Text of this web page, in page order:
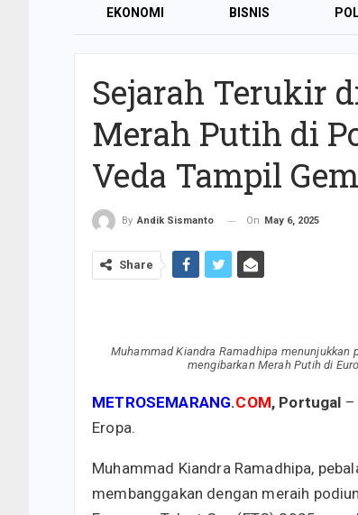
EKONOMI BISNIS
Sejarah Terukir
Merah Putih di
Veda Tampil
By Andik Sismanto On May 6, 2025
Share
Muhammad Kiandra Ramadhipa
mengibarkan Merah Putih di
METROSEMARANG.COM, Portugal –
Eropa.
Muhammad Kiandra Ramadhipa,
membanggakan dengan meraih